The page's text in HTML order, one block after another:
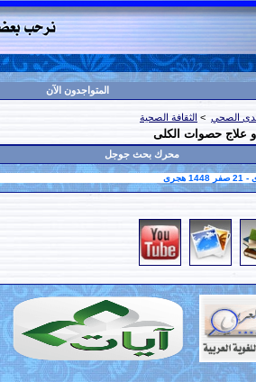
المتواجدون الآن
الصحي > الثقافة الصحية
و علاج حصوات الكلى
محرك بحث جوجل